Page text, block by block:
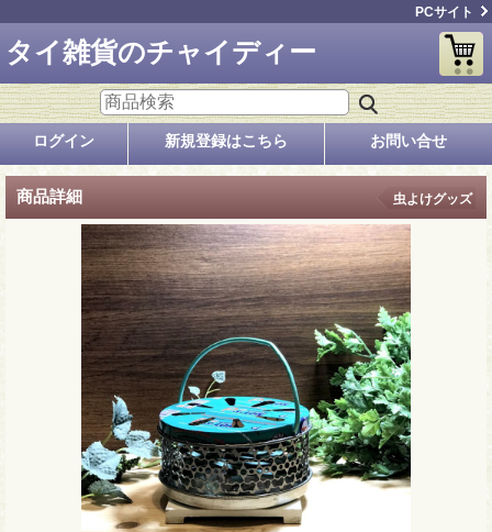
PCサイト
タイ雑貨のチャイディー
ログイン 新規登録はこちら お問い合せ
商品詳細 虫よけグッズ